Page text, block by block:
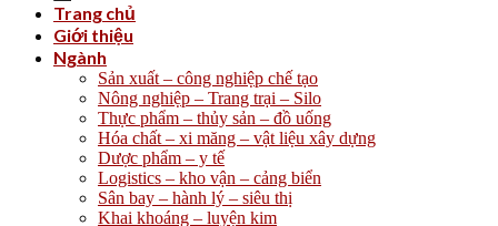
Trang chủ
Giới thiệu
Ngành
Sản xuất – công nghiệp chế tạo
Nông nghiệp – Trang trại – Silo
Thực phẩm – thủy sản – đồ uống
Hóa chất – xi măng – vật liệu xây dựng
Dược phẩm – y tế
Logistics – kho vận – cảng biển
Sân bay – hành lý – siêu thị
Khai khoáng – luyện kim